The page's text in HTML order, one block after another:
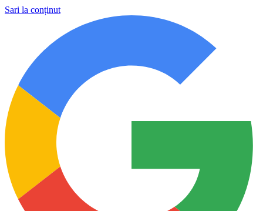
Sari la conținut